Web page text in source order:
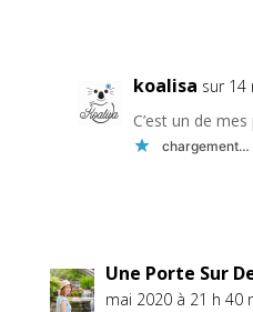
koalisa sur 14
C’est un de
chargement…
Une Porte Sur
mai 2020 à 21 h 40